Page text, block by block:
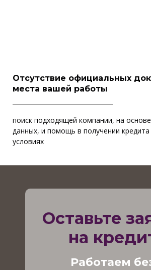
Отсутствие официальных
места вашей работы
поиск подходящей компании, на
данных, и помощь в получении
условиях
Оставьте
на
Работаем